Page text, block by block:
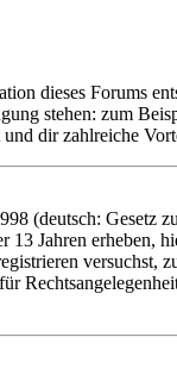
dieses Forums
stehen: zum
dir zahlreiche
(deutsch:
Jahren erheben,